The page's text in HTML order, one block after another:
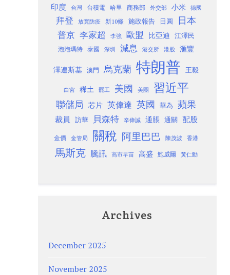
印度
台灣 台積電 哈里 商務部 外交部 小米 德國
拜登 放寬防疫 新10條 施政報告 日圓 日本
普京 李家超 李強 歐盟 比亞迪 江澤民
泡泡瑪特 泰國 深圳 減息 港交所 港股 滙豐
澤連斯基 澳門 烏克蘭 特朗普 王毅
白宮 稀土 罷工 美國 美團 習近平
聯儲局 芯片 英偉達 英國 華為 蘋果
裁員 訪華 貝森特 辛偉誠 通脹 通關 配股
金價 金管局 關稅 阿里巴巴 陳茂波 香港
馬斯克 騰訊 高市早苗 高盛 鮑威爾 黃仁勳
Archives
December 2025
November 2025